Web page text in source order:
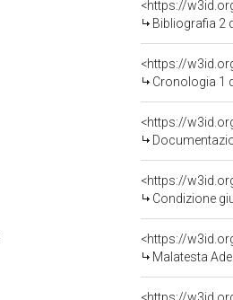
<https://
Bibliografia 2
<https://
Cronologia 1
Condizione
<https://
Malatesta